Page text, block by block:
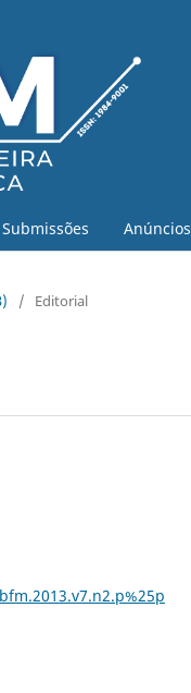
Submissões Anúncios
/ Editorial